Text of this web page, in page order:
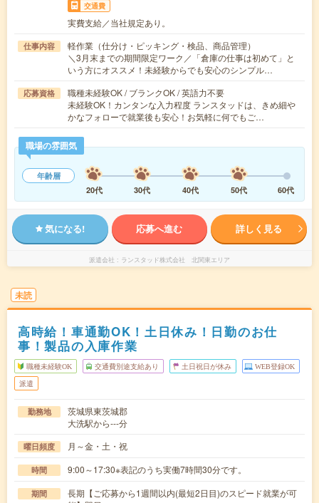
交通費
実費支給／当社規定あり。
仕事内容
軽作業（仕分け・ピッキング・検品、商品管理）
＼3月末までの期間限定ワーク／「倉庫の仕事は初めて」と
いう方にオススメ！未経験からでも安心のシンプル…
応募資格
職種未経験OK / ブランクOK / 英語力不要
未経験OK！カンタンな入力程度 ランスタッドは、きめ細や
かなフォローで就業後も安心！お気軽に何でもご…
職場の雰囲気
年齢層
20代
30代 40代 50代 60代
気になる! 応募へ進む 詳しく見る
派遣会社 ランスタッド株式会社 北関東エリア
未読
高時給！車通勤OK！土日休み！日勤のお仕
事！製品の入庫作業
職種未経験OK 交通費別途支給あり 土日祝日が休み WEB登録OK
派遣
勤務地
茨城県東茨城郡
大洗駅から---分
曜日頻度 月～金・土・祝
時間 9:00～17:30※表記のうち実働7時間30分です。
期間
長期【ご応募から1週間以内(最短2日目)のスピード就業が可